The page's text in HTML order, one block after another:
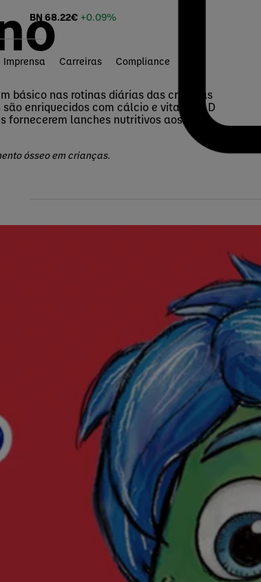
Imprensa Carreiras Compliance
BN 68.22€ +0.09%
básico nas rotinas diárias das crianças
enriquecidos com cálcio e vitamina D
fornecerem lanches nutritivos aos
ósseo em crianças.